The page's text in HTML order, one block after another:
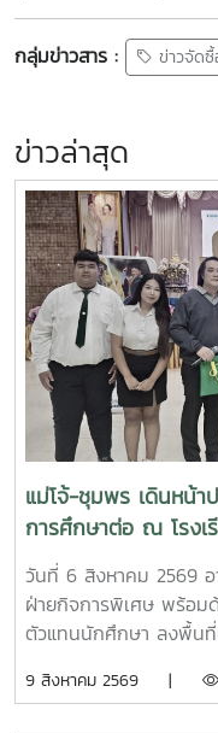
กลุ่มข่าวสาร : ข่าวจัด
ข่าวล่าสุด
แม่โจ้-ชุมพร เดินหน้า
การศึกษาต่อ ณ โรงเ
วันที่ 6 สิงหาคม 2569
ฝ่ายกิจการพิเศษ พร้อม
ตัวแทนนักศึกษา ลงพื้นที่
รับสมัครนักศึกษาใหม่ ปร
9 สิงหาคม 2569 |